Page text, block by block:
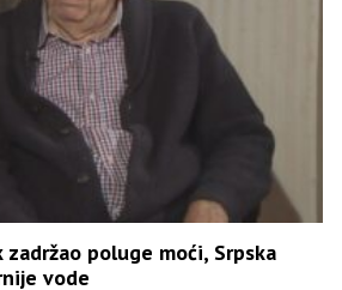
zadržao poluge moći, Srpska
vode